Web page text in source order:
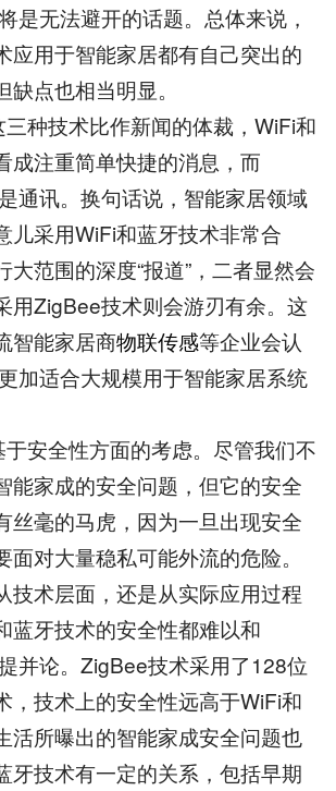
是无法避开的话题。总体来说，
应用于智能家居都有自己突出的
点也相当明显。
种技术比作新闻的体裁，WiFi和
成注重简单快捷的消息，而
通讯。换句话说，智能家居领域
儿采用WiFi和蓝牙技术非常合
大范围的深度“报道”，二者显然会
用ZigBee技术则会游刃有余。这
智能家居商物联传感等企业会认
加适合大规模用于智能家居系统
安全性方面的考虑。尽管我们不
能家成的安全问题，但它的安全
丝毫的马虎，因为一旦出现安全
面对大量稳私可能外流的危险。
技术层面，还是从实际应用过程
蓝牙技术的安全性都难以和
并论。ZigBee技术采用了128位
，技术上的安全性远高于WiFi和
活所曝出的智能家成安全问题也
牙技术有一定的关系，包括早期